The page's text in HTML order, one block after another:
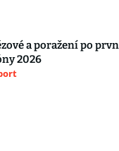
a poražení po
2026